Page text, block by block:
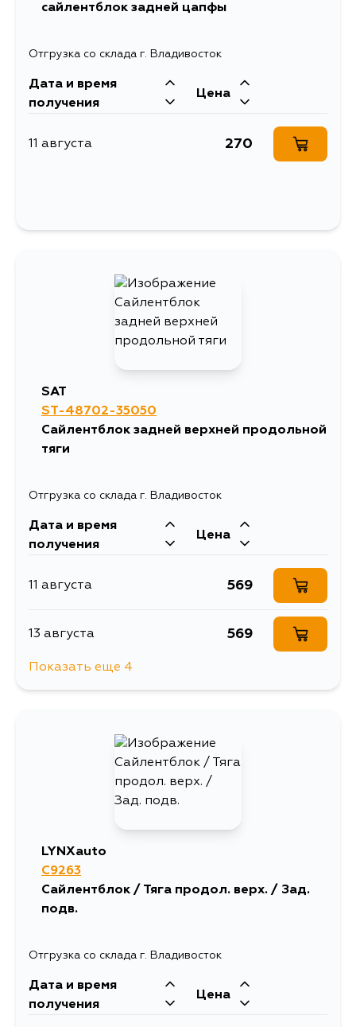
сайлентблок задней цапфы
Отгрузка со склада г. Владивосток
Дата и время
получения
Цена
11 августа 270
SAT
ST-48702-35050
Сайлентблок задней верхней продольной
тяги
Отгрузка со склада г. Владивосток
Дата и время
получения
Цена
11 августа 569
13 августа 569
569
Показать еще 4
LYNXauto
C9263
Сайлентблок / Тяга продол. верх. / Зад.
подв.
Отгрузка со склада г. Владивосток
Дата и время
получения
Цена